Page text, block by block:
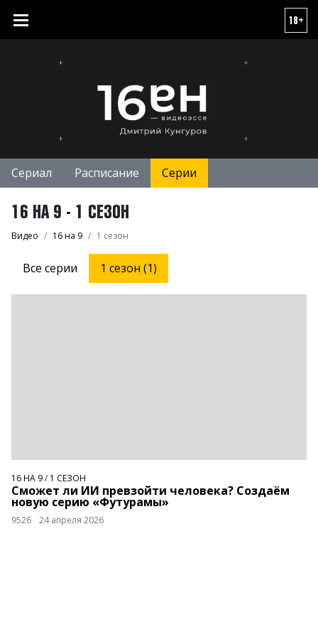
18+
Сериал Расписание Серии
16 НА 9 - 1 СЕЗОН
Видео 16 на 9 1 сезон
Все серии 1 сезон (1)
16 НА 9/ 1 СЕЗОН
Сможет ли ИИ превзойти человека? Создаём
новую серию «Футурамы»
9526 24 апреля 2026